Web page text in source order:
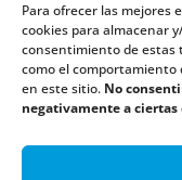
Para ofrecer las mejores
cookies para almacenar
consentimiento de estas
como el comportamiento
en este sitio. No
negativamente a